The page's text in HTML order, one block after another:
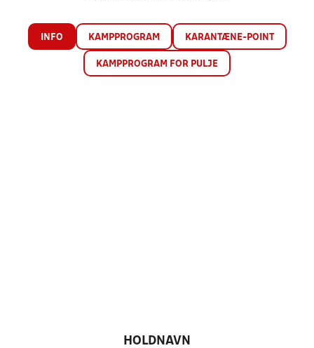
INFO KAMPPROGRAM KARANTÆNE-POINT
KAMPPROGRAM FOR PULJE
HOLDNAVN